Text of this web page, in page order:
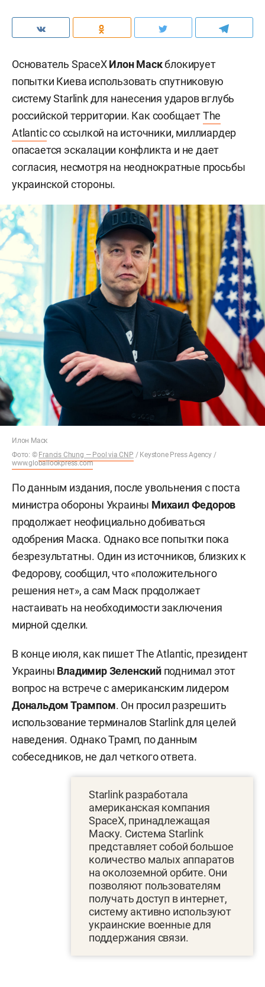
Основатель SpaceXИлон Маскблокирует
попытки Киева использовать спутниковую
систему Starlink для нанесения ударов вглубь
российской территории. Как сообщаетThe
Atlanticсо ссылкой на источники, миллиардер
опасается эскалации конфликта и не дает
согласия, несмотря на неоднократные просьбы
украинской стороны.
Илон Маск
Фото: © Francis Chung — Pool via CNP / Keystone Press Agency /
www.globallookpress.com
По данным издания, после увольнения с поста
министра обороны Украины Михаил Федоров
продолжает неофициально добиваться
одобрения Маска. Однако все попытки пока
безрезультатны. Один из источников, близких к
Федорову, сообщил, что «положительного
решения нет», а сам Маск продолжает
настаивать на необходимости заключения
мирной сделки.
В конце июля, как пишет The Atlantic, президент
Украины Владимир Зеленскийподнимал этот
вопрос на встрече с американским лидером
Дональдом Трампом. Он просил разрешить
использование терминалов Starlink для целей
наведения. Однако Трамп, по данным
собеседников, не дал четкого ответа.
Starlink разработала
американская компания
SpaceX, принадлежащая
Маску. Система Starlink
представляет собой большое
количество малых аппаратов
на околоземной орбите. Они
позволяют пользователям
получать доступ в интернет,
систему активно используют
украинские военные для
поддержания связи.